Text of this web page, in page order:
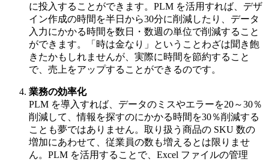
に投入することができます。PLM を活用すれば、デザ
イン作成の時間を半日から30分に削減したり、データ
入力にかかる時間を数日・数週の単位で削減すること
ができます。「時は金なり」ということわざは聞き飽
きたかもしれませんが、実際に時間を節約すること
で、売上をアップすることができるのです。
業務の効率化
PLM を導入すれば、データのミスやエラーを20～30％
削減して、情報を探すのにかかる時間を30％削減する
ことも夢ではありません。取り扱う商品の SKU 数の
増加にあわせて、従業員の数も増えるとは限りませ
ん。PLM を活用することで、Excel ファイルの管理